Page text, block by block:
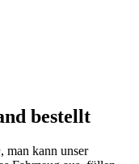
bestellt
, man kann unser